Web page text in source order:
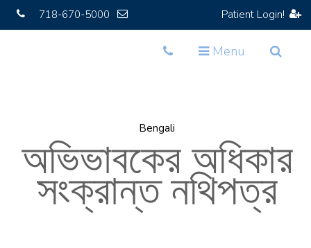
718-670-5000 Patient Login!
Toggle
Toggle
Menu
Toggle
Bengali
অভিভাবকের অধিকার
সংক্রান্ত নথিপত্র